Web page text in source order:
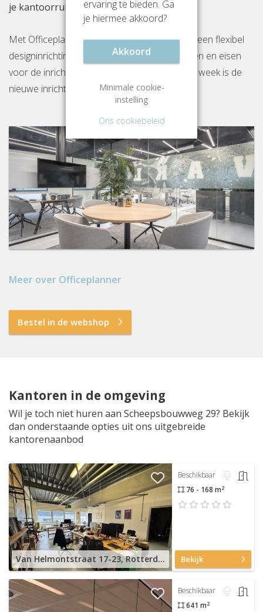
je kantoorruimte aan Scheepsbouwweg 29
Met Officeplanner huur, huurkoop of koop je een flexibel
designinrichtingspakket op basis van je wensen en eisen
voor de inrichting van jouw kantoor. Binnen 1 week is de
nieuwe inrichting gereed op locatie.
Meer over Officeplanner
Bestel in de webshop
Kantoren in de omgeving
Wil je toch niet huren aan Scheepsbouwweg 29? Bekijk
dan onderstaande opties uit ons uitgebreide
kantorenaanbod
Van Helmontstraat 17-23, Rotterdam Delfshaven
Beschikbaar
76 - 168 m2
Bekijk
Beschikbaar
641 m2
ervaring te bieden. Ga
je hiermee akkoord?
Akkoord
Minimale cookie-
instelling
Ons cookiebeleid